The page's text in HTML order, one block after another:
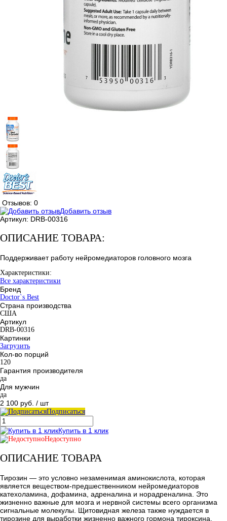
Отзывов: 0
Добавить отзыв
Артикул: DRB-00316
ОПИСАНИЕ ТОВАРА:
Поддерживает работу нейромедиаторов головного мозга
Характеристики:
Все характеристики
Бренд
Doctor`s Best
Страна производства
США
Артикул
DRB-00316
Картинки
Загрузить
Кол-во порций
120
Гарантия производителя
да
Для мужчин
да
2 100 руб. / шт
Подписаться
Купить в 1 клик
Недоступно
ОПИСАНИЕ ТОВАРА
Тирозин — это условно незаменимая аминокислота, которая
является веществом-предшественником нейромедиаторов
катехоламина, дофамина, адреналина и норадреналина. Это
жизненно важные для мозга и нервной системы всего организма
сигнальные молекулы. Щитовидная железа также нуждается в
тирозине для выработки жизненно важного гормона тироксина.